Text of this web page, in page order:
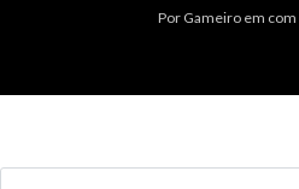
Por Gameiroem com